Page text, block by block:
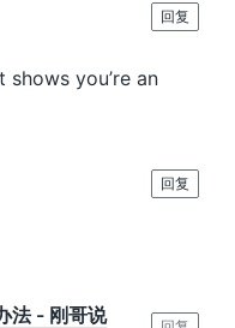
you’re an
回复
回复
法 - 刚哥说